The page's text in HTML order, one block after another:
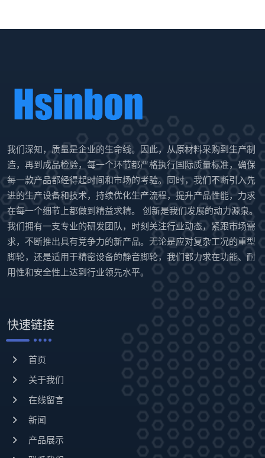
我们深知，质量是企业的生命线。因此，从原材料采购到生产制
造，再到成品检验，每一个环节都严格执行国际质量标准，确保
每一款产品都经得起时间和市场的考验。同时，我们不断引入先
进的生产设备和技术，持续优化生产流程，提升产品性能，力求
在每一个细节上都做到精益求精。 创新是我们发展的动力源泉。
我们拥有一支专业的研发团队，时刻关注行业动态，紧跟市场需
求，不断推出具有竞争力的新产品。无论是应对复杂工况的重型
脚轮，还是适用于精密设备的静音脚轮，我们都力求在功能、耐
用性和安全性上达到行业领先水平。
快速链接
首页
关于我们
在线留言
新闻
产品展示